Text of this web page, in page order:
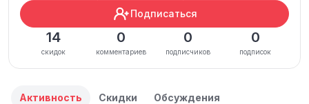
Подписаться
14
скидок
0
комментариев
0
подписчиков
0
подписок
Активность Скидки Обсуждения